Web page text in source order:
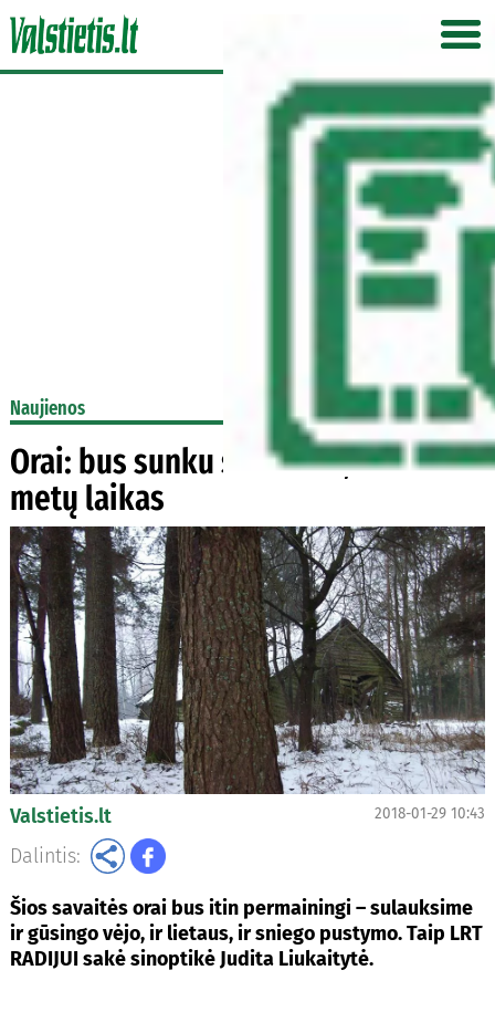
Naujienos
Orai: bus sunku susivokti, kuris
metų laikas
Valstietis.lt 2018-01-29 10:43
Dalintis:
Šios savaitės orai bus itin permainingi – sulauksime
ir gūsingo vėjo, ir lietaus, ir sniego pustymo. Taip LRT
RADIJUI sakė sinoptikė Judita Liukaitytė.